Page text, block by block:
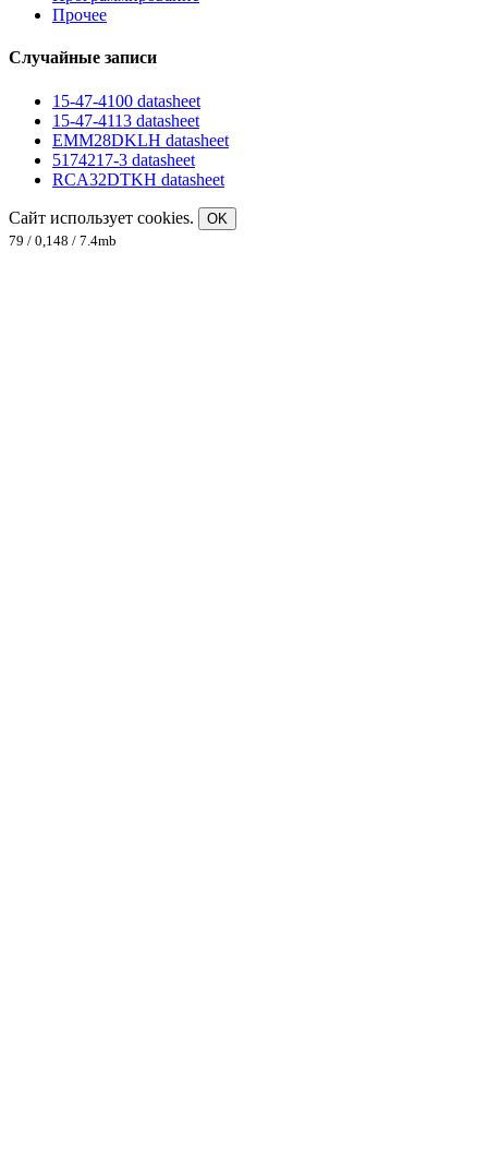
Прочее
Случайные записи
15-47-4100 datasheet
15-47-4113 datasheet
EMM28DKLH datasheet
5174217-3 datasheet
RCA32DTKH datasheet
Сайт использует cookies.
OK
79 / 0,148 / 7.4mb